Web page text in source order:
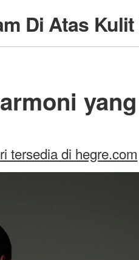
Di Atas
tersedia di hegre.com